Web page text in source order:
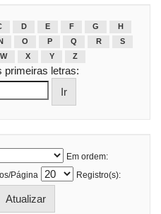
D E F G
H
N O P Q R
S
W X Y Z
primeiras letras:
Em ordem:
Página
Registro(s):